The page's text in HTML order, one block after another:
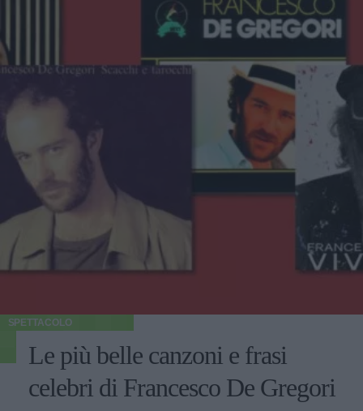
SPETTACOLO
Le più belle canzoni e frasi
celebri di Francesco De Gregori